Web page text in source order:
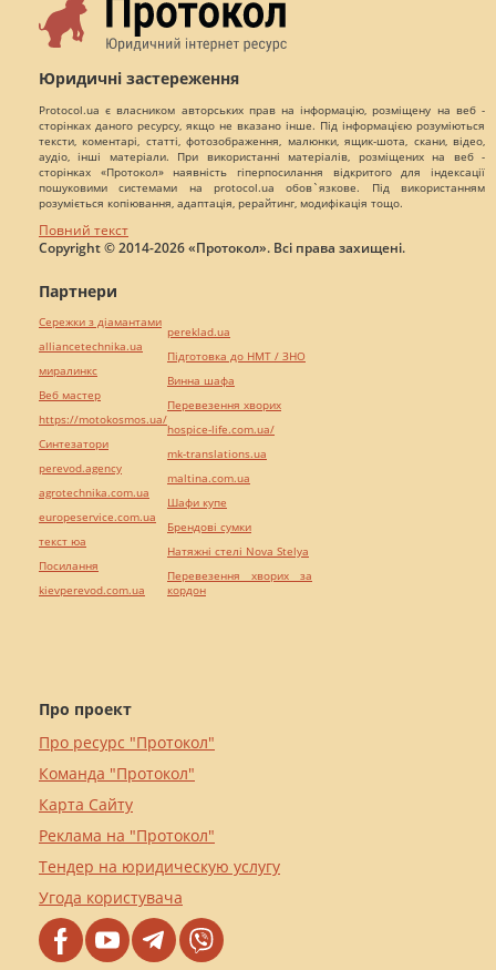
Юридичні застереження
Protocol.ua є власником авторських прав на інформацію, розміщену на веб -
сторінках даного ресурсу, якщо не вказано інше. Під інформацією розуміються
тексти, коментарі, статті, фотозображення, малюнки, ящик-шота, скани, відео,
аудіо, інші матеріали. При використанні матеріалів, розміщених на веб -
сторінках «Протокол» наявність гіперпосилання відкритого для індексації
пошуковими системами на protocol.ua обов`язкове. Під використанням
розуміється копіювання, адаптація, рерайтинг, модифікація тощо.
Повний текст
Copyright © 2014-2026 «Протокол». Всі права захищені.
Про проект
Про ресурс "Протокол"
Команда "Протокол"
Карта Сайту
Реклама на "Протокол"
Тендер на юридическую услугу
Угода користувача
Партнери
Сережки з діамантами
alliancetechnika.ua
миралинкс
Веб мастер
https://motokosmos.ua/
Синтезатори
perevod.agency
agrotechnika.com.ua
europeservice.com.ua
текст юа
Посилання
kievperevod.com.ua
pereklad.ua
Підготовка до НМТ / ЗНО
Винна шафа
Перевезення хворих
hospice-life.com.ua/
mk-translations.ua
maltina.com.ua
Шафи купе
Брендові сумки
Натяжні стелі Nova Stelya
Перевезення хворих за
кордон